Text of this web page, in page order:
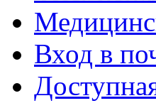
Вход в